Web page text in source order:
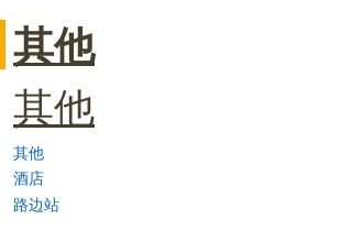
其他
其他
其他
酒店
路边站